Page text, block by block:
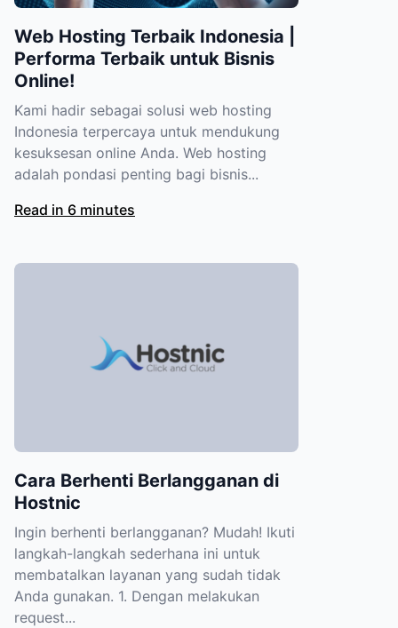
Web Hosting Terbaik Indonesia |
Performa Terbaik untuk Bisnis
Online!
Kami hadir sebagai solusi web hosting
Indonesia terpercaya untuk mendukung
kesuksesan online Anda. Web hosting
adalah pondasi penting bagi bisnis...
Read in 6 minutes
Cara Berhenti Berlangganan di
Hostnic
Ingin berhenti berlangganan? Mudah! Ikuti
langkah-langkah sederhana ini untuk
membatalkan layanan yang sudah tidak
Anda gunakan. 1. Dengan melakukan
request...